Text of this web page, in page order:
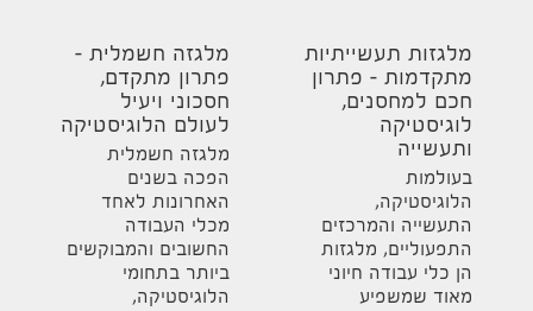
מלגזות תעשייתיות
מתקדמות – פתרון
חכם למחסנים,
לוגיסטיקה
ותעשייה
בעולמות
הלוגיסטיקה,
התעשייה והמרכזים
התפעוליים, מלגזות
הן כלי עבודה חיוני
מאוד שמשפיע
מלגזה חשמלית –
פתרון מתקדם,
חסכוני ויעיל
לעולם הלוגיסטיקה
מלגזה חשמלית
הפכה בשנים
האחרונות לאחד
מכלי העבודה
החשובים והמבוקשים
ביותר בתחומי
הלוגיסטיקה,